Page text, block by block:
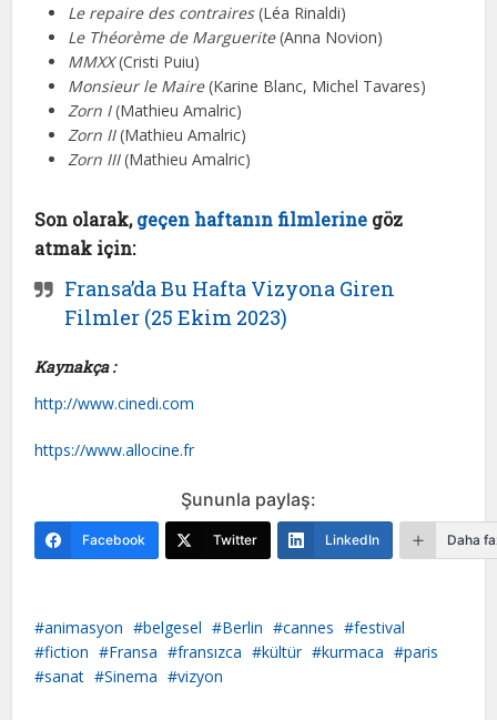
Le repaire des contraires(Léa Rinaldi)
Le Théorème de Marguerite(Anna Novion)
MMXX(Cristi Puiu)
Monsieur le Maire(Karine Blanc, Michel Tavares)
Zorn I(Mathieu Amalric)
Zorn II(Mathieu Amalric)
Zorn III(Mathieu Amalric)
Son olarak,geçen haftanın filmlerine göz
atmak için:
Fransa’da Bu Hafta Vizyona Giren
Filmler (25 Ekim 2023)
Kaynakça :
http://www.cinedi.com
https://www.allocine.fr
Şununla paylaş:
Facebook Twitter LinkedIn Daha
animasyon belgesel Berlin cannes
festival
fiction
Fransa fransızca kültür kurmaca
paris
sanat
Sinema vizyon